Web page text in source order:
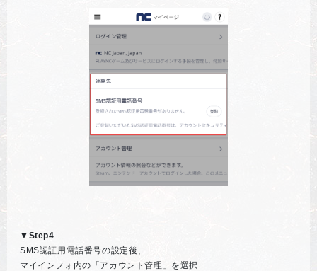
▼Step4
SMS認証用電話番号の設定後、
マイインフォ内の「アカウント管理」を選択